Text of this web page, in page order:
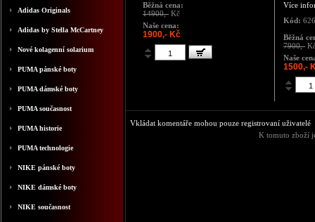
Adidas Originals
Adidas by Stella McCartney
Nové kolagenní solarium
PUMA pánské boty
PUMA dámské boty
PUMA současnost
PUMA historie
PUMA technologie
NIKE pánské boty
NIKE dámské boty
NIKE současnost
Běžná cena:
14900,- Kč
Naše cena:
1900,- Kč
Více
Kód:
Běžná
7900,-
Naše
1500,-
Vkládat komentáře mohou pouze registrovaní uživatelé
K tomuto zboží